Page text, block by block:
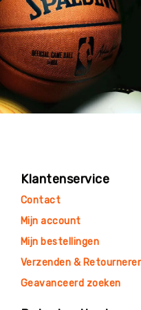
Klantenservice
Contact
Mijn account
Mijn bestellingen
Verzenden &
Geavanceerd zoeken